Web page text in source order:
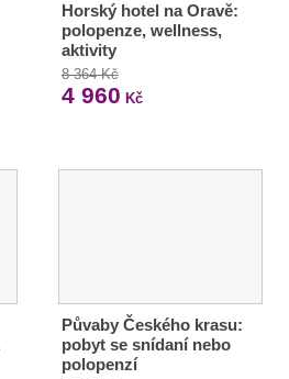
Horský hotel na Oravě:
polopenze, wellness,
aktivity
8 364 Kč
4 960 Kč
Půvaby Českého krasu:
pobyt se snídaní nebo
polopenzí